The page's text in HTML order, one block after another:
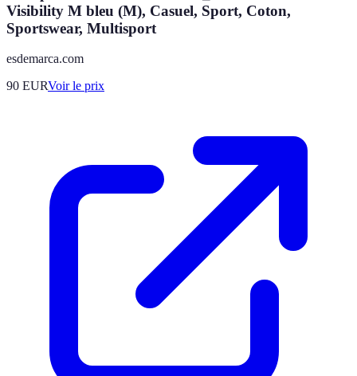
Visibility M bleu (M), Casuel, Sport, Coton,
Sportswear, Multisport
esdemarca.com
90 EURVoir le prix